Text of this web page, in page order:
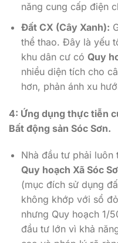
năng cung cấp điện
Đất CX (Cây Xanh):
thể thao. Đây là yếu
khu dân cư có Quy
nhiều diện tích cho
hơn, phản ánh xu
4: Ứng dụng thực tiễn
Bất động sản Sóc Sơn.
Nhà đầu tư phải luôn
Quy hoạch Xã Sóc
(mục đích sử dụng
không khớp với sổ
nhưng Quy hoạch 1/
đầu tư lớn vì khả